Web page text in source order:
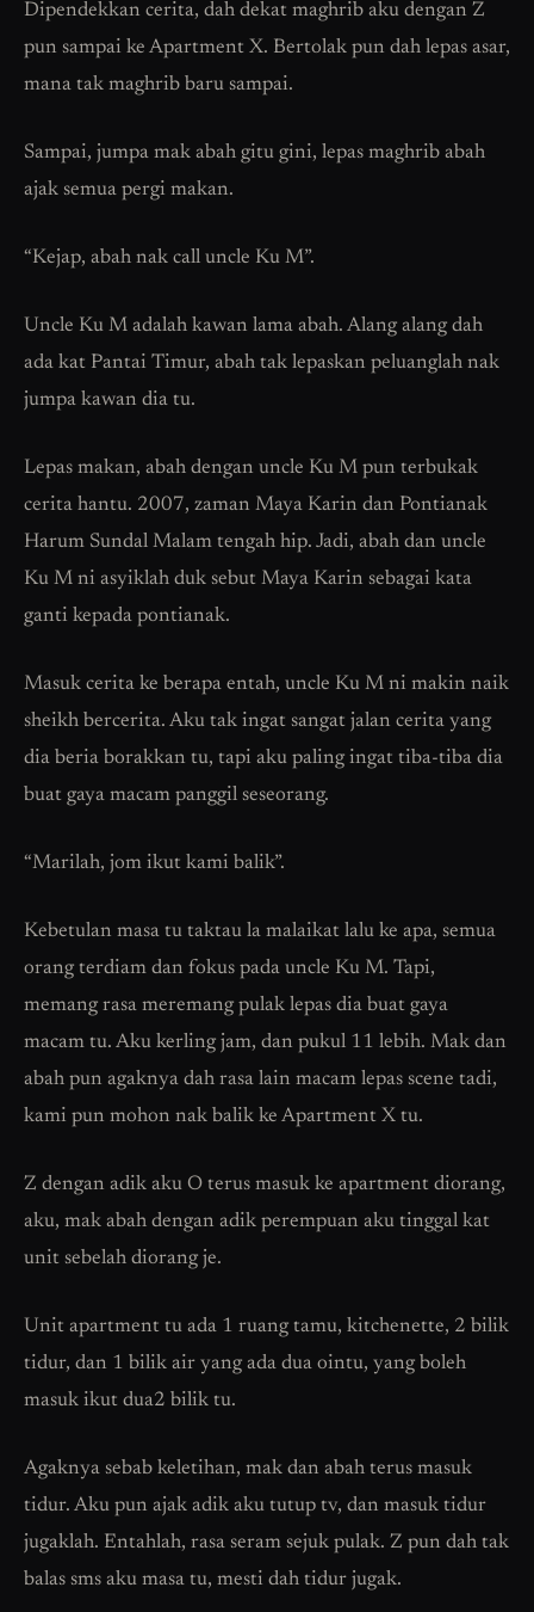
Dipendekkan cerita, dah dekat maghrib aku dengan Z
pun sampai ke Apartment X. Bertolak pun dah lepas asar,
mana tak maghrib baru sampai.
Sampai, jumpa mak abah gitu gini, lepas maghrib abah
ajak semua pergi makan.
“Kejap, abah nak call uncle Ku M”.
Uncle Ku M adalah kawan lama abah. Alang alang dah
ada kat Pantai Timur, abah tak lepaskan peluanglah nak
jumpa kawan dia tu.
Lepas makan, abah dengan uncle Ku M pun terbukak
cerita hantu. 2007, zaman Maya Karin dan Pontianak
Harum Sundal Malam tengah hip. Jadi, abah dan uncle
Ku M ni asyiklah duk sebut Maya Karin sebagai kata
ganti kepada pontianak.
Masuk cerita ke berapa entah, uncle Ku M ni makin naik
sheikh bercerita. Aku tak ingat sangat jalan cerita yang
dia beria borakkan tu, tapi aku paling ingat tiba-tiba dia
buat gaya macam panggil seseorang.
“Marilah, jom ikut kami balik”.
Kebetulan masa tu taktau la malaikat lalu ke apa, semua
orang terdiam dan fokus pada uncle Ku M. Tapi,
memang rasa meremang pulak lepas dia buat gaya
macam tu. Aku kerling jam, dan pukul 11 lebih. Mak dan
abah pun agaknya dah rasa lain macam lepas scene tadi,
kami pun mohon nak balik ke Apartment X tu.
Z dengan adik aku O terus masuk ke apartment diorang,
aku, mak abah dengan adik perempuan aku tinggal kat
unit sebelah diorang je.
Unit apartment tu ada 1 ruang tamu, kitchenette, 2 bilik
tidur, dan 1 bilik air yang ada dua ointu, yang boleh
masuk ikut dua2 bilik tu.
Agaknya sebab keletihan, mak dan abah terus masuk
tidur. Aku pun ajak adik aku tutup tv, dan masuk tidur
jugaklah. Entahlah, rasa seram sejuk pulak. Z pun dah tak
balas sms aku masa tu, mesti dah tidur jugak.